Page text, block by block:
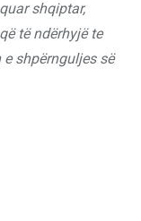
shqiptar,
të ndërhyjë te
shpërnguljes së